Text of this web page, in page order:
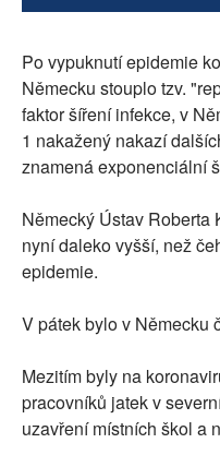
RUBRIKY
PLNÁ VERZE STRÁNEK
Po vypuknutí epidemie
Německu stouplo tzv.
faktor šíření infekce, v
1 nakažený nakazí
znamená exponenciální
Německý Ústav Roberta
nyní daleko vyšší, než
epidemie.
V pátek bylo v Německu
Mezitím byly na
pracovníků jatek v
uzavření místních škol a